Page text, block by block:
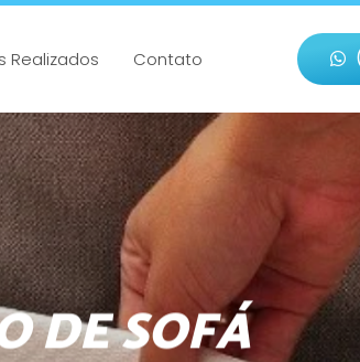
Realizados Contato
DE SOFÁ